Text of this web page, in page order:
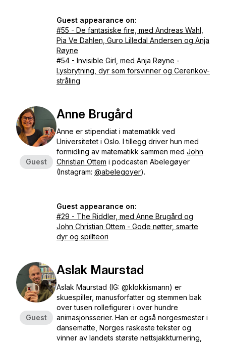
Guest appearance on:
#55 - De fantasiske fire, med Andreas Wahl,
Pia Ve Dahlen, Guro Lilledal Andersen og Anja
Røyne
#54 - Invisible Girl, med Anja Røyne -
Lysbrytning, dyr som forsvinner og Cerenkov-
stråling
Guest
Anne Brugård
Anne er stipendiat i matematikk ved
Universitetet i Oslo. I tillegg driver hun med
formidling av matematikk sammen med John
Christian Ottem i podcasten Abelegøyer
(Instagram: @abelegoyer).
Guest appearance on:
#29 - The Riddler, med Anne Brugård og
John Christian Ottem - Gode nøtter, smarte
dyr og spillteori
Guest
Aslak Maurstad
Aslak Maurstad (IG: @klokkismann) er
skuespiller, manusforfatter og stemmen bak
over tusen rollefigurer i over hundre
animasjonsserier. Han er også norgesmester i
dansematte, Norges raskeste tekster og
vinner av landets største nettsjakkturnering,